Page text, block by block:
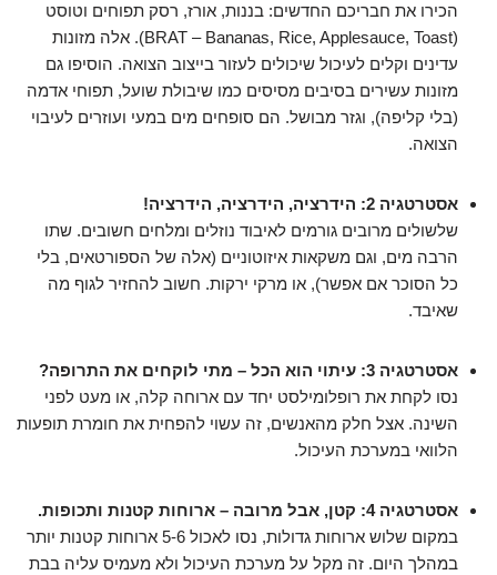
הכירו את חבריכם החדשים: בננות, אורז, רסק תפוחים וטוסט
(BRAT – Bananas, Rice, Applesauce, Toast). אלה מזונות
עדינים וקלים לעיכול שיכולים לעזור בייצוב הצואה. הוסיפו גם
מזונות עשירים בסיבים מסיסים כמו שיבולת שועל, תפוחי אדמה
(בלי קליפה), וגזר מבושל. הם סופחים מים במעי ועוזרים לעיבוי
הצואה.
אסטרטגיה 2: הידרציה, הידרציה, הידרציה!
שלשולים מרובים גורמים לאיבוד נוזלים ומלחים חשובים. שתו
הרבה מים, וגם משקאות איזוטוניים (אלה של הספורטאים, בלי
כל הסוכר אם אפשר), או מרקי ירקות. חשוב להחזיר לגוף מה
שאיבד.
אסטרטגיה 3: עיתוי הוא הכל – מתי לוקחים את התרופה?
נסו לקחת את רופלומילסט יחד עם ארוחה קלה, או מעט לפני
השינה. אצל חלק מהאנשים, זה עשוי להפחית את חומרת תופעות
הלוואי במערכת העיכול.
אסטרטגיה 4: קטן, אבל מרובה – ארוחות קטנות ותכופות.
במקום שלוש ארוחות גדולות, נסו לאכול 5-6 ארוחות קטנות יותר
במהלך היום. זה מקל על מערכת העיכול ולא מעמיס עליה בבת